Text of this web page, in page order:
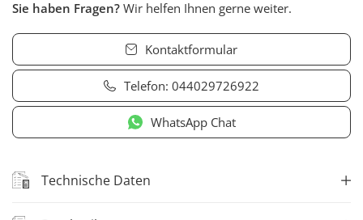
Sie haben Fragen? Wir helfen Ihnen gerne weiter.
Kontaktformular
Telefon: 044029726922
WhatsApp Chat
Technische Daten